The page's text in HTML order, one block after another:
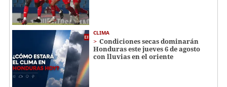
CLIMA
Condiciones secas dominarán
Honduras este jueves 6 de agosto
con lluvias en el oriente